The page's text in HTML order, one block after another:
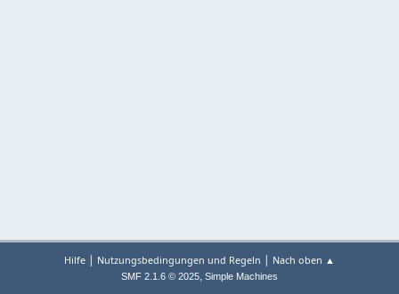
Hilfe | Nutzungsbedingungen und Regeln | Nach oben ▲
SMF 2.1.6 © 2025, Simple Machines